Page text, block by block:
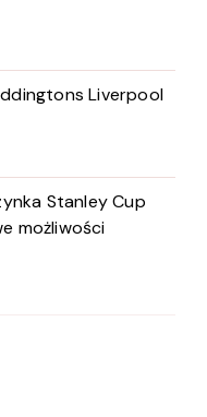
Liverpool
Stanley Cup
możliwości